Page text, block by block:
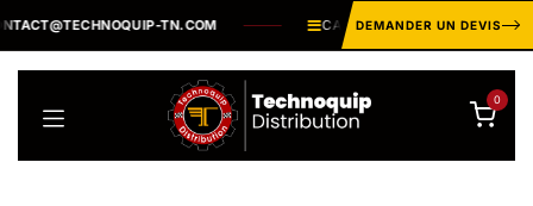
TN.COM CATALOGUE INDUSTRIEL ·
DEMANDER UN DEVIS
0